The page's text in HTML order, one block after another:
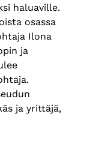
haluaville.
osassa
Ilona
ja
ja yrittäjä,